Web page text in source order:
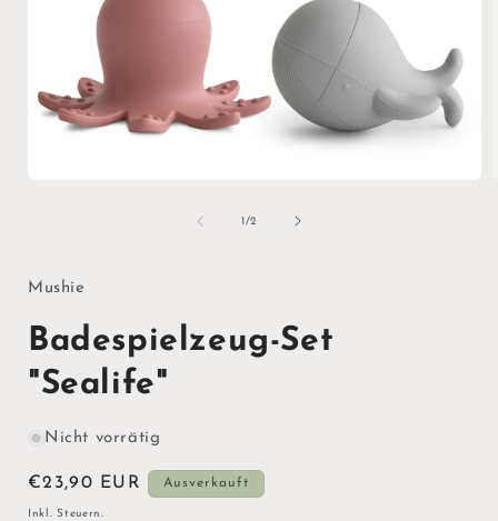
1/von
2
Mushie
Badespielzeug-Set
"Sealife"
Nicht vorrätig
Normaler
Preis
€23,90 EUR Ausverkauft
Inkl. Steuern.